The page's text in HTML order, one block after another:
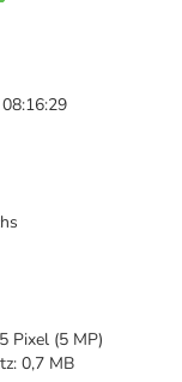
Pixel (5 MP)
0,7 MB